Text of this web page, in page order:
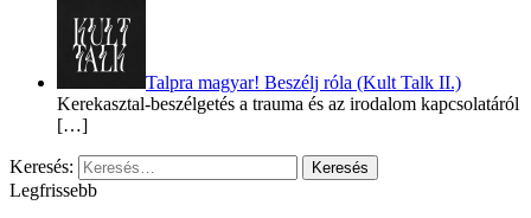
Talpra magyar! Beszélj róla (Kult Talk II.)
Kerekasztal-beszélgetés a trauma és az irodalom kapcsolatáról
[…]
Keresés:
Legfrissebb